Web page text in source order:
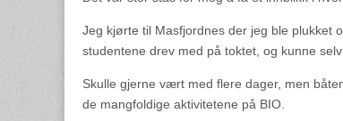
Jeg kjørte til Masfjordnes der jeg ble plukket
studentene drev med på toktet, og kunne
Skulle gjerne vært med flere dager, men
de mangfoldige aktivitetene på BIO.